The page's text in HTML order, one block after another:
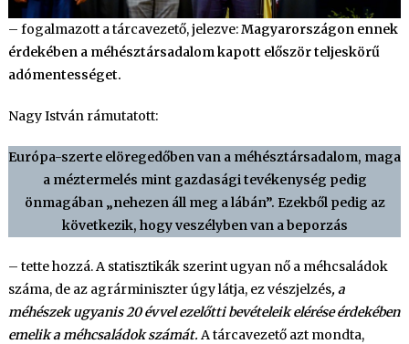
– fogalmazott a tárcavezető, jelezve:Magyarországon ennek
érdekében a méhésztársadalom kapott először teljeskörű
adómentességet.
Nagy István rámutatott:
Európa-szerte elöregedőben van a méhésztársadalom, maga
a méztermelés mint gazdasági tevékenység pedig
önmagában „nehezen áll meg a lábán”. Ezekből pedig az
következik, hogy veszélyben van a beporzás
– tette hozzá. A statisztikák szerint ugyan nő a méhcsaládok
száma, de az agrárminiszter úgy látja, ez vészjelzés, a
méhészek ugyanis 20 évvel ezelőtti bevételeik elérése érdekében
emelik a méhcsaládok számát. A tárcavezető azt mondta,